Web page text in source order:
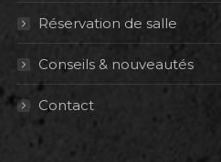
Réservation de salle
Conseils & nouveautés
Contact